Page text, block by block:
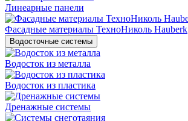
Линеарные панели
Фасадные материалы ТехноНиколь Hauberk
Водосточные системы
Водосток из металла
Водосток из пластика
Дренажные системы